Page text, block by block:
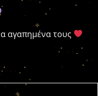
αγαπημένα τους